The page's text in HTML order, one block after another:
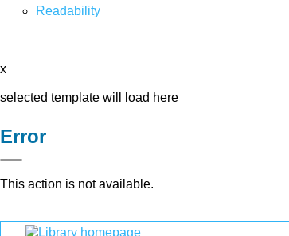
Readability
x
selected template will load here
Error
This action is not available.